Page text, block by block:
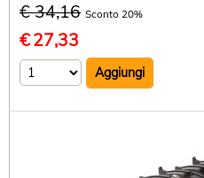
€ 34,16 Sconto 20%
€27,33